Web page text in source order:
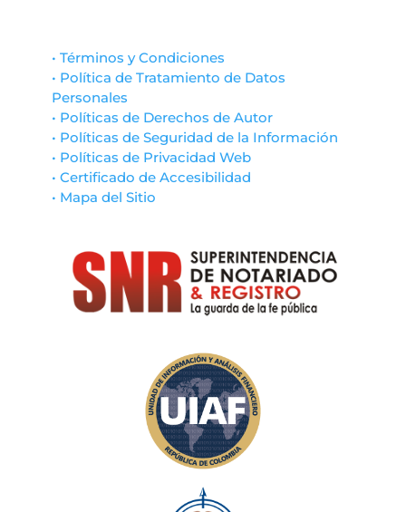
• Términos y Condiciones
• Política de Tratamiento de Datos
Personales
• Políticas de Derechos de Autor
• Políticas de Seguridad de la Información
• Políticas de Privacidad Web
• Certificado de Accesibilidad
• Mapa del Sitio